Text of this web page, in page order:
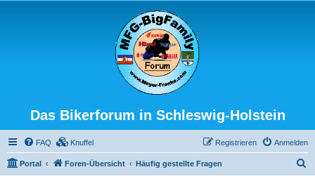
Das Bikerforum in Schleswig-Holstein
FAQ Knuffel Anmelden
Registrieren
Portal Foren-Übersicht Häufig gestellte Fragen